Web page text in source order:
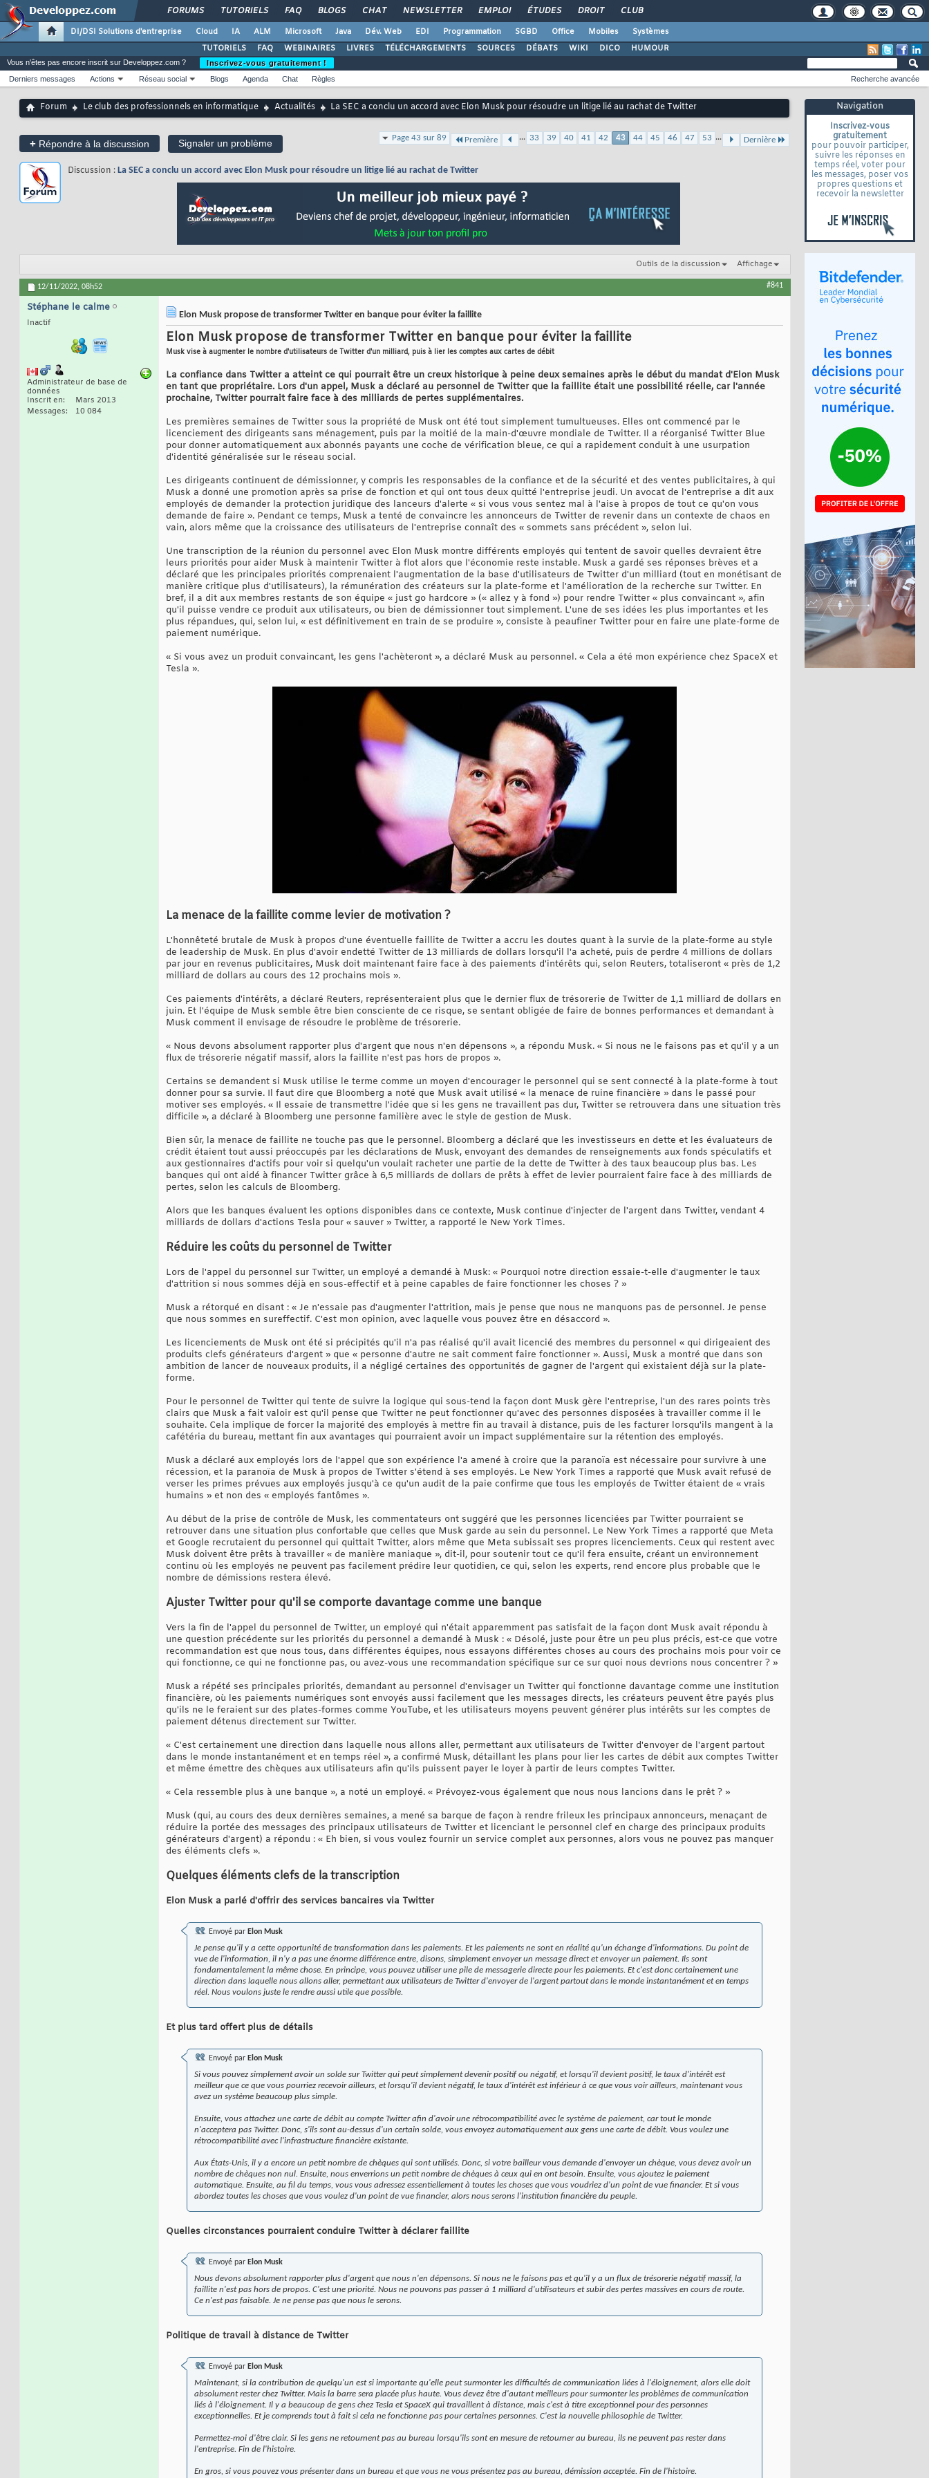
FORUMS TUTORIELS FAQ BLOGS CHAT NEWSLETTER EMPLOI ÉTUDES DROIT CLUB
DI/DSI Solutions d'entreprise Cloud IA ALM Microsoft Java Dév. Web EDI Programmation SGBD Office Mobiles
Systèmes
TUTORIELS
FAQ WEBINAIRES LIVRES TÉLÉCHARGEMENTS SOURCES DÉBATS WIKI DICO HUMOUR
Navigation
Inscrivez-vous
gratuitement
pour pouvoir participer,
suivre les réponses en
temps réel, voter pour
les messages, poser vos
propres questions et
recevoir la newsletter
Vous n'êtes pas encore inscrit sur Developpez.com ?
Inscrivez-vous gratuitement !
Derniers messages
Actions Réseau social Blogs Agenda Chat Règles Recherche avancée
Forum Le club des professionnels en informatique Actualités La SEC a conclu un accord avec Elon Musk pour résoudre un litige lié au rachat de Twitter
+ Répondre à la discussion Signaler un problème Page 43 sur 89 Première ... 33 39 40 41 42 43 44 45 46 47 53 ... Dernière
Discussion : La SEC a conclu un accord avec Elon Musk pour résoudre un litige lié au rachat de Twitter
Outils de la discussion Affichage
12/11/2022, 08h52 #841
Stéphane le calme
Inactif
Administrateur de base de
données
Inscrit en
Mars 2013
Messages
10 084
Elon Musk propose de transformer Twitter en banque pour éviter la faillite
Elon Musk propose de transformer Twitter en banque pour éviter la faillite
Musk vise à augmenter le nombre d'utilisateurs de Twitter d'un milliard, puis à lier les comptes aux cartes de débit
La confiance dans Twitter a atteint ce qui pourrait être un creux historique à peine deux semaines après le début du mandat d'Elon Musk
en tant que propriétaire. Lors d'un appel, Musk a déclaré au personnel de Twitter que la faillite était une possibilité réelle, car l'année
prochaine, Twitter pourrait faire face à des milliards de pertes supplémentaires.
Les premières semaines de Twitter sous la propriété de Musk ont été tout simplement tumultueuses. Elles ont commencé par le
licenciement des dirigeants sans ménagement, puis par la moitié de la main-d'œuvre mondiale de Twitter. Il a réorganisé Twitter Blue
pour donner automatiquement aux abonnés payants une coche de vérification bleue, ce qui a rapidement conduit à une usurpation
d'identité généralisée sur le réseau social.
Les dirigeants continuent de démissionner, y compris les responsables de la confiance et de la sécurité et des ventes publicitaires, à qui
Musk a donné une promotion après sa prise de fonction et qui ont tous deux quitté l'entreprise jeudi. Un avocat de l'entreprise a dit aux
employés de demander la protection juridique des lanceurs d'alerte « si vous vous sentez mal à l'aise à propos de tout ce qu'on vous
demande de faire ». Pendant ce temps, Musk a tenté de convaincre les annonceurs de Twitter de revenir dans un contexte de chaos en
vain, alors même que la croissance des utilisateurs de l'entreprise connaît des « sommets sans précédent », selon lui.
Une transcription de la réunion du personnel avec Elon Musk montre différents employés qui tentent de savoir quelles devraient être
leurs priorités pour aider Musk à maintenir Twitter à flot alors que l'économie reste instable. Musk a gardé ses réponses brèves et a
déclaré que les principales priorités comprenaient l'augmentation de la base d'utilisateurs de Twitter d'un milliard (tout en monétisant de
manière critique plus d'utilisateurs), la rémunération des créateurs sur la plate-forme et l'amélioration de la recherche sur Twitter. En
bref, il a dit aux membres restants de son équipe « just go hardcore » (« allez y à fond ») pour rendre Twitter « plus convaincant », afin
qu'il puisse vendre ce produit aux utilisateurs, ou bien de démissionner tout simplement. L'une de ses idées les plus importantes et les
plus répandues, qui, selon lui, « est définitivement en train de se produire », consiste à peaufiner Twitter pour en faire une plate-forme de
paiement numérique.
« Si vous avez un produit convaincant, les gens l'achèteront », a déclaré Musk au personnel. « Cela a été mon expérience chez SpaceX et
Tesla ».
La menace de la faillite comme levier de motivation ?
L'honnêteté brutale de Musk à propos d'une éventuelle faillite de Twitter a accru les doutes quant à la survie de la plate-forme au style
de leadership de Musk. En plus d'avoir endetté Twitter de 13 milliards de dollars lorsqu'il l'a acheté, puis de perdre 4 millions de dollars
par jour en revenus publicitaires, Musk doit maintenant faire face à des paiements d'intérêts qui, selon Reuters, totaliseront « près de 1,2
milliard de dollars au cours des 12 prochains mois ».
Ces paiements d'intérêts, a déclaré Reuters, représenteraient plus que le dernier flux de trésorerie de Twitter de 1,1 milliard de dollars en
juin. Et l'équipe de Musk semble être bien consciente de ce risque, se sentant obligée de faire de bonnes performances et demandant à
Musk comment il envisage de résoudre le problème de trésorerie.
« Nous devons absolument rapporter plus d'argent que nous n'en dépensons », a répondu Musk. « Si nous ne le faisons pas et qu'il y a un
flux de trésorerie négatif massif, alors la faillite n'est pas hors de propos ».
Certains se demandent si Musk utilise le terme comme un moyen d'encourager le personnel qui se sent connecté à la plate-forme à tout
donner pour sa survie. Il faut dire que Bloomberg a noté que Musk avait utilisé « la menace de ruine financière » dans le passé pour
motiver ses employés. « Il essaie de transmettre l'idée que si les gens ne travaillent pas dur, Twitter se retrouvera dans une situation très
difficile », a déclaré à Bloomberg une personne familière avec le style de gestion de Musk.
Bien sûr, la menace de faillite ne touche pas que le personnel. Bloomberg a déclaré que les investisseurs en dette et les évaluateurs de
crédit étaient tout aussi préoccupés par les déclarations de Musk, envoyant des demandes de renseignements aux fonds spéculatifs et
aux gestionnaires d'actifs pour voir si quelqu'un voulait racheter une partie de la dette de Twitter à des taux beaucoup plus bas. Les
banques qui ont aidé à financer Twitter grâce à 6,5 milliards de dollars de prêts à effet de levier pourraient faire face à des milliards de
pertes, selon les calculs de Bloomberg.
Alors que les banques évaluent les options disponibles dans ce contexte, Musk continue d'injecter de l'argent dans Twitter, vendant 4
milliards de dollars d'actions Tesla pour « sauver » Twitter, a rapporté le New York Times.
Réduire les coûts du personnel de Twitter
Lors de l'appel du personnel sur Twitter, un employé a demandé à Musk: « Pourquoi notre direction essaie-t-elle d'augmenter le taux
d'attrition si nous sommes déjà en sous-effectif et à peine capables de faire fonctionner les choses ? »
Musk a rétorqué en disant : « Je n'essaie pas d'augmenter l'attrition, mais je pense que nous ne manquons pas de personnel. Je pense
que nous sommes en sureffectif. C'est mon opinion, avec laquelle vous pouvez être en désaccord ».
Les licenciements de Musk ont ​​été si précipités qu'il n'a pas réalisé qu'il avait licencié des membres du personnel « qui dirigeaient des
produits clefs générateurs d'argent » que « personne d'autre ne sait comment faire fonctionner ». Aussi, Musk a montré que dans son
ambition de lancer de nouveaux produits, il a négligé certaines des opportunités de gagner de l'argent qui existaient déjà sur la plate-
forme.
Pour le personnel de Twitter qui tente de suivre la logique qui sous-tend la façon dont Musk gère l'entreprise, l'un des rares points très
clairs que Musk a fait valoir est qu'il pense que Twitter ne peut fonctionner qu'avec des personnes disposées à travailler comme il le
souhaite. Cela implique de forcer la majorité des employés à mettre fin au travail à distance, puis de les facturer lorsqu'ils mangent à la
cafétéria du bureau, mettant fin aux avantages qui pourraient avoir un impact supplémentaire sur la rétention des employés.
Musk a déclaré aux employés lors de l'appel que son expérience l'a amené à croire que la paranoïa est nécessaire pour survivre à une
récession, et la paranoïa de Musk à propos de Twitter s'étend à ses employés. Le New York Times a rapporté que Musk avait refusé de
verser les primes prévues aux employés jusqu'à ce qu'un audit de la paie confirme que tous les employés de Twitter étaient de « vrais
humains » et non des « employés fantômes ».
Au début de la prise de contrôle de Musk, les commentateurs ont suggéré que les personnes licenciées par Twitter pourraient se
retrouver dans une situation plus confortable que celles que Musk garde au sein du personnel. Le New York Times a rapporté que Meta
et Google recrutaient du personnel qui quittait Twitter, alors même que Meta subissait ses propres licenciements. Ceux qui restent avec
Musk doivent être prêts à travailler « de manière maniaque », dit-il, pour soutenir tout ce qu'il fera ensuite, créant un environnement
continu où les employés ne peuvent pas facilement prédire leur quotidien, ce qui, selon les experts, rend encore plus probable que le
nombre de démissions restera élevé.
Ajuster Twitter pour qu'il se comporte davantage comme une banque
Vers la fin de l'appel du personnel de Twitter, un employé qui n'était apparemment pas satisfait de la façon dont Musk avait répondu à
une question précédente sur les priorités du personnel a demandé à Musk : « Désolé, juste pour être un peu plus précis, est-ce que votre
recommandation est que nous tous, dans différentes équipes, nous essayons différentes choses au cours des prochains mois pour voir ce
qui fonctionne, ce qui ne fonctionne pas, ou avez-vous une recommandation spécifique sur ce sur quoi nous devrions nous concentrer ? »
Musk a répété ses principales priorités, demandant au personnel d'envisager un Twitter qui fonctionne davantage comme une institution
financière, où les paiements numériques sont envoyés aussi facilement que les messages directs, les créateurs peuvent être payés plus
qu'ils ne le feraient sur des plates-formes comme YouTube, et les utilisateurs moyens peuvent générer plus intérêts sur les comptes de
paiement détenus directement sur Twitter.
« C'est certainement une direction dans laquelle nous allons aller, permettant aux utilisateurs de Twitter d'envoyer de l'argent partout
dans le monde instantanément et en temps réel », a confirmé Musk, détaillant les plans pour lier les cartes de débit aux comptes Twitter
et même émettre des chèques aux utilisateurs afin qu'ils puissent payer le loyer à partir de leurs comptes Twitter.
« Cela ressemble plus à une banque », a noté un employé. « Prévoyez-vous également que nous nous lancions dans le prêt ? »
Musk (qui, au cours des deux dernières semaines, a mené sa barque de façon à rendre frileux les principaux annonceurs, menaçant de
réduire la portée des messages des principaux utilisateurs de Twitter et licenciant le personnel clef en charge des principaux produits
générateurs d'argent) a répondu : « Eh bien, si vous voulez fournir un service complet aux personnes, alors vous ne pouvez pas manquer
des éléments clefs ».
Quelques éléments clefs de la transcription
Elon Musk a parlé d'offrir des services bancaires via Twitter
Envoyé par Elon Musk
Je pense qu'il y a cette opportunité de transformation dans les paiements. Et les paiements ne sont en réalité qu'un échange d'informations. Du point de
vue de l'information, il n'y a pas une énorme différence entre, disons, simplement envoyer un message direct et envoyer un paiement. Ils sont
fondamentalement la même chose. En principe, vous pouvez utiliser une pile de messagerie directe pour les paiements. Et c'est donc certainement une
direction dans laquelle nous allons aller, permettant aux utilisateurs de Twitter d'envoyer de l'argent partout dans le monde instantanément et en temps
réel. Nous voulons juste le rendre aussi utile que possible.
Et plus tard offert plus de détails
Envoyé par Elon Musk
Si vous pouvez simplement avoir un solde sur Twitter qui peut simplement devenir positif ou négatif, et lorsqu'il devient positif, le taux d'intérêt est
meilleur que ce que vous pourriez recevoir ailleurs, et lorsqu'il devient négatif, le taux d'intérêt est inférieur à ce que vous voir ailleurs, maintenant vous
avez un système beaucoup plus simple.
Ensuite, vous attachez une carte de débit au compte Twitter afin d'avoir une rétrocompatibilité avec le système de paiement, car tout le monde
n'acceptera pas Twitter. Donc, s'ils sont au-dessus d'un certain solde, vous envoyez automatiquement aux gens une carte de débit. Vous voulez une
rétrocompatibilité avec l'infrastructure financière existante.
Aux États-Unis, il y a encore un petit nombre de chèques qui sont utilisés. Donc, si votre bailleur vous demande d'envoyer un chèque, vous devez avoir un
nombre de chèques non nul. Ensuite, nous enverrions un petit nombre de chèques à ceux qui en ont besoin. Ensuite, vous ajoutez le paiement
automatique. Ensuite, au fil du temps, vous vous adressez essentiellement à toutes les choses que vous voudriez d'un point de vue financier. Et si vous
abordez toutes les choses que vous voulez d'un point de vue financier, alors nous serons l'institution financière du peuple.
Quelles circonstances pourraient conduire Twitter à déclarer faillite
Envoyé par Elon Musk
Nous devons absolument rapporter plus d'argent que nous n'en dépensons. Si nous ne le faisons pas et qu'il y a un flux de trésorerie négatif massif, la
faillite n'est pas hors de propos. C'est une priorité. Nous ne pouvons pas passer à 1 milliard d'utilisateurs et subir des pertes massives en cours de route.
Ce n'est pas faisable. Je ne pense pas que nous le serons.
Politique de travail à distance de Twitter
Envoyé par Elon Musk
Maintenant, si la contribution de quelqu'un est si importante qu'elle peut surmonter les difficultés de communication liées à l'éloignement, alors elle doit
absolument rester chez Twitter. Mais la barre sera placée plus haute. Vous devez être d'autant meilleurs pour surmonter les problèmes de communication
liés à l'éloignement. Il y a beaucoup de gens chez Tesla et SpaceX qui travaillent à distance, mais c'est à titre exceptionnel pour des personnes
exceptionnelles. Et je comprends tout à fait si cela ne fonctionne pas pour certaines personnes. C'est la nouvelle philosophie de Twitter.
Permettez-moi d'être clair. Si les gens ne retournent pas au bureau lorsqu'ils sont en mesure de retourner au bureau, ils ne peuvent pas rester dans
l'entreprise. Fin de l'histoire.
En gros, si vous pouvez vous présenter dans un bureau et que vous ne vous présentez pas au bureau, démission acceptée. Fin de l'histoire.